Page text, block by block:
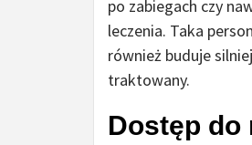
po zabiegach czy
leczenia. Taka
również buduje
traktowany.
Dostęp do